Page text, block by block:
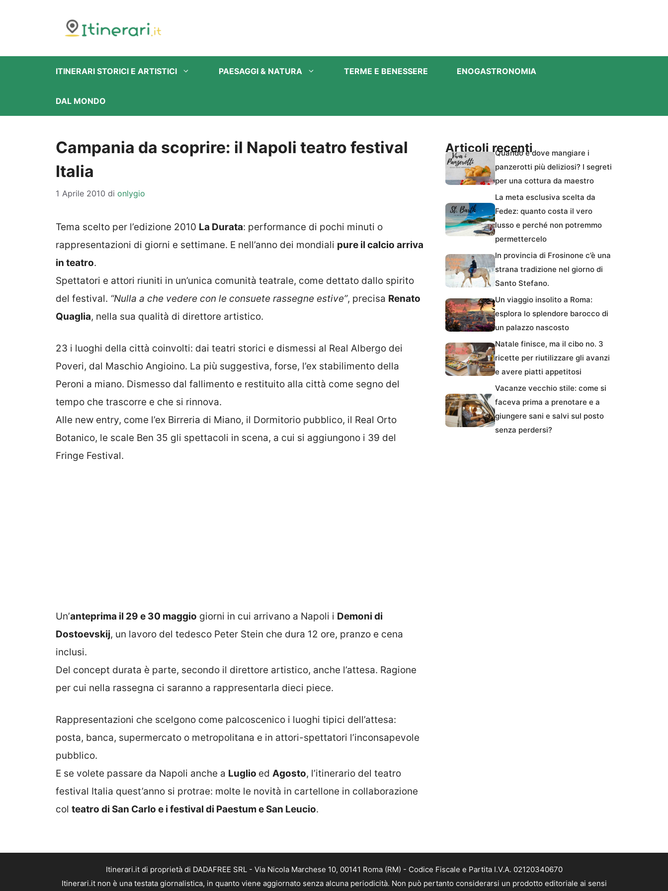
ITINERARI STORICI E ARTISTICI PAESAGGI & NATURA TERME E BENESSERE ENOGASTRONOMIA
DAL MONDO
Campania da scoprire: il Napoli teatro festival
Italia
1 Aprile 2010 di onlygio
Tema scelto per l’edizione 2010 La Durata: performance di pochi minuti o
rappresentazioni di giorni e settimane. E nell’anno dei mondiali pure il calcio arriva
in teatro.
Spettatori e attori riuniti in un’unica comunità teatrale, come dettato dallo spirito
del festival. “Nulla a che vedere con le consuete rassegne estive”, precisa Renato
Quaglia, nella sua qualità di direttore artistico.
23 i luoghi della città coinvolti: dai teatri storici e dismessi al Real Albergo dei
Poveri, dal Maschio Angioino. La più suggestiva, forse, l’ex stabilimento della
Peroni a miano. Dismesso dal fallimento e restituito alla città come segno del
tempo che trascorre e che si rinnova.
Alle new entry, come l’ex Birreria di Miano, il Dormitorio pubblico, il Real Orto
Botanico, le scale Ben 35 gli spettacoli in scena, a cui si aggiungono i 39 del
Fringe Festival.
Un’anteprima il 29 e 30 maggio giorni in cui arrivano a Napoli i Demoni di
Dostoevskij, un lavoro del tedesco Peter Stein che dura 12 ore, pranzo e cena
inclusi.
Del concept durata è parte, secondo il direttore artistico, anche l’attesa. Ragione
per cui nella rassegna ci saranno a rappresentarla dieci piece.
Rappresentazioni che scelgono come palcoscenico i luoghi tipici dell’attesa:
posta, banca, supermercato o metropolitana e in attori-spettatori l’inconsapevole
pubblico.
E se volete passare da Napoli anche a Luglio ed Agosto, l’itinerario del teatro
festival Italia quest’anno si protrae: molte le novità in cartellone in collaborazione
col teatro di San Carlo e i festival di Paestum e San Leucio.
Articoli recentiQuando e dove mangiare i
panzerotti più deliziosi? I segreti
per una cottura da maestro
La meta esclusiva scelta da
Fedez: quanto costa il vero
lusso e perché non potremmo
permettercelo
In provincia di Frosinone c’è una
strana tradizione nel giorno di
Santo Stefano.
Un viaggio insolito a Roma:
esplora lo splendore barocco di
un palazzo nascosto
Natale finisce, ma il cibo no. 3
ricette per riutilizzare gli avanzi
e avere piatti appetitosi
Vacanze vecchio stile: come si
faceva prima a prenotare e a
giungere sani e salvi sul posto
senza perdersi?
Itinerari.it di proprietà di DADAFREE SRL - Via Nicola Marchese 10, 00141 Roma (RM) - Codice Fiscale e Partita I.V.A. 02120340670
Itinerari.it non è una testata giornalistica, in quanto viene aggiornato senza alcuna periodicità. Non può pertanto considerarsi un prodotto editoriale ai sensi